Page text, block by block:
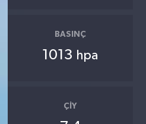
BASINÇ
1013 hpa
ÇIY